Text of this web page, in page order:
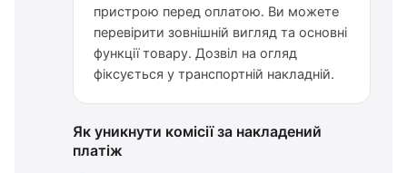
пристрою перед оплатою. Ви можете
перевірити зовнішній вигляд та основні
функції товару. Дозвіл на огляд
фіксується у транспортній накладній.
Як уникнути комісії за накладений
платіж